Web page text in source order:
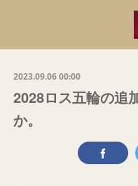
2023.09.06 00:00
2028ロス五輪の追
か。